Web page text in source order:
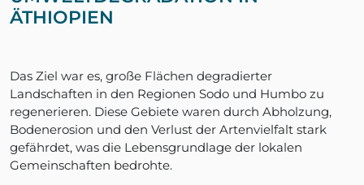
ÄTHIOPIEN
Das Ziel war es, große Flächen degradierter
Landschaften in den Regionen Sodo und Humbo zu
regenerieren. Diese Gebiete waren durch Abholzung,
Bodenerosion und den Verlust der Artenvielfalt stark
gefährdet, was die Lebensgrundlage der lokalen
Gemeinschaften bedrohte.